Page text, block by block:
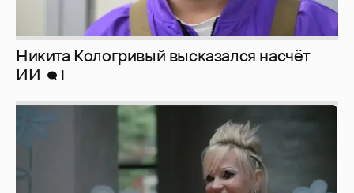
Певица Глюкоза рассказала о съёмках для
эротического журнала
3